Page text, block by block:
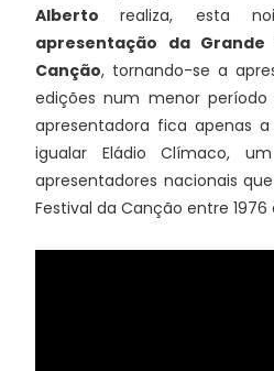
Albertorealiza, esta
apresentação da
Canção, tornando-se a
edições num menor
apresentadora fica apenas
igualar Eládio Clímaco,
apresentadores nacionais
Festival da Canção entre 1976